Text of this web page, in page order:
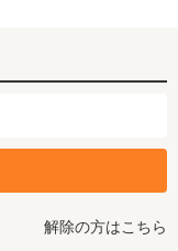
解除の方はこちら